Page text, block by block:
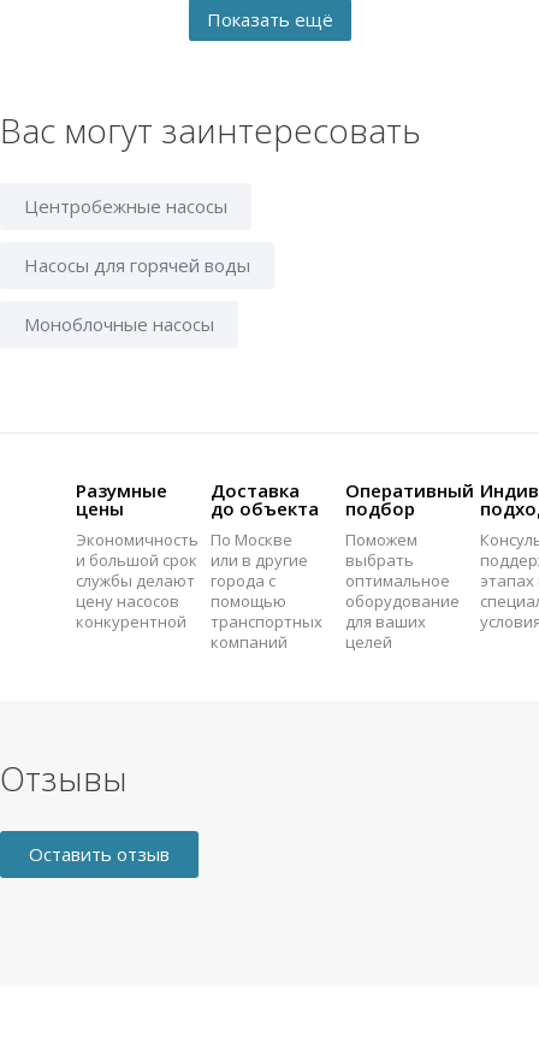
Вас могут заинтересовать
Центробежные насосы
Насосы для горячей воды
Моноблочные насосы
Разумные
цены
Экономичность
и большой срок
службы делают
цену насосов
конкурентной
Доставка
до объекта
По Москве
или в другие
города с
помощью
транспортных
компаний
Оперативный
подбор
Поможем
выбрать
оптимальное
оборудование
для ваших
целей
этапах
Отзывы
Оставить отзыв